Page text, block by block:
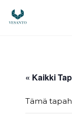
sisältöön
« Kaikki
Tämä